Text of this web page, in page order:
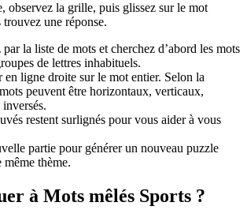
observez la grille, puis glissez sur le mot
une réponse.
la liste de mots et cherchez d’abord les mots
de lettres inhabituels.
en ligne droite sur le mot entier. Selon la
peuvent être horizontaux, verticaux,
restent surlignés pour vous aider à vous
partie pour générer un nouveau puzzle
même thème.
à Mots mêlés Sports ?